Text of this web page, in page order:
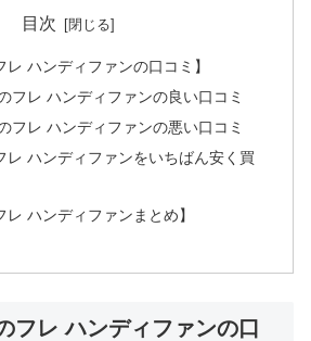
目次
レ ハンディファンの口コミ】
フレ ハンディファンの良い口コミ
フレ ハンディファンの悪い口コミ
レ ハンディファンをいちばん安く買
レ ハンディファンまとめ】
フレ ハンディファンの口